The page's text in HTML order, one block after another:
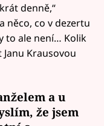
denně,“
něco, co v dezertu
to ale není… Kolik
Krausovou
a u
že jsem